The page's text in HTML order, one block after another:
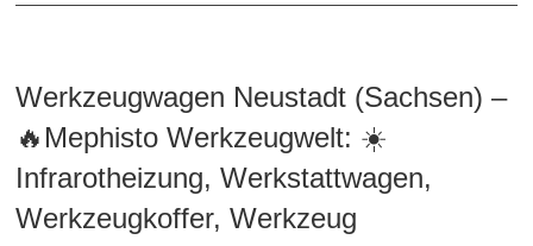
Werkzeugwagen Neustadt (Sachsen) –
🔥Mephisto Werkzeugwelt: ☀️
Infrarotheizung, Werkstattwagen,
Werkzeugkoffer, Werkzeug